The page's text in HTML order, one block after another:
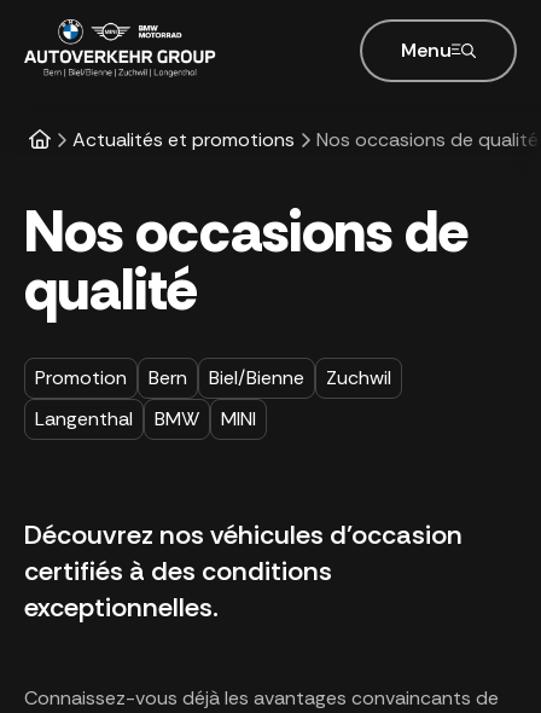
Menu
Actualités et promotions Nos occasions de qualité
Nos occasions de
qualité
Promotion Bern Biel/Bienne
Zuchwil
Langenthal
BMW MINI
Découvrez nos véhicules d'occasion
certifiés à des conditions
exceptionnelles.
Connaissez-vous déjà les avantages convaincants de